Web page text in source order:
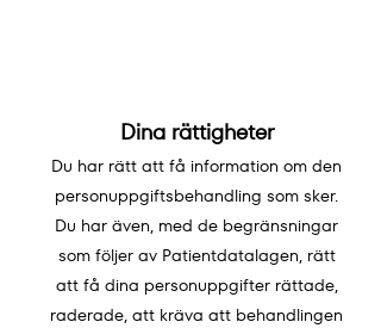
Dina rättigheter
Du har rätt att få information om den
personuppgiftsbehandling som sker.
Du har även, med de begränsningar
som följer av Patientdatalagen, rätt
att få dina personuppgifter rättade,
raderade, att kräva att behandlingen